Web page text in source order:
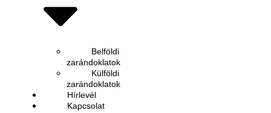
Belföldi
zarándoklatok
Külföldi
zarándoklatok
Hírlevél
Kapcsolat